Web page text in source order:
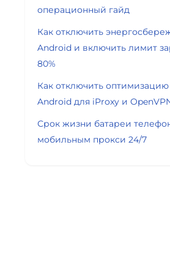
операционный гайд
Как отключить
Android и включить лимит
80%
Как отключить
Android для iProxy и
Срок жизни батареи
мобильным прокси 24/7